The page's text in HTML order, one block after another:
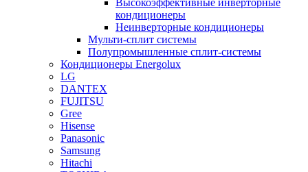
кондиционеры
Неинверторные кондиционеры
Мульти-сплит системы
Полупромышленные сплит-системы
Кондиционеры Energolux
LG
DANTEX
FUJITSU
Gree
Hisense
Panasonic
Samsung
Hitachi